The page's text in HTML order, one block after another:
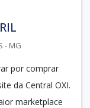
- MG
por comprar
da Central OXI.
marketplace